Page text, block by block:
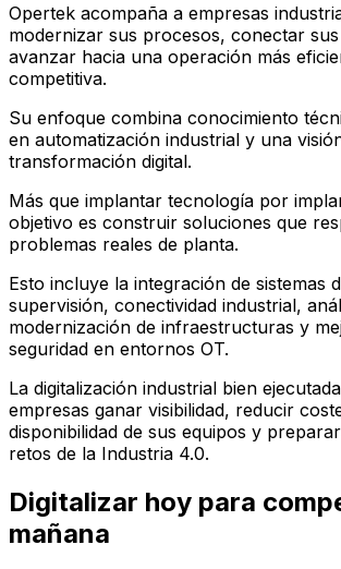
Opertek acompaña a empresas
modernizar sus procesos, conectar
avanzar hacia una operación más
competitiva.
Su enfoque combina conocimiento
en automatización industrial y una
transformación digital.
Más que implantar tecnología por
objetivo es construir soluciones que
problemas reales de planta.
Esto incluye la integración de sistemas
supervisión, conectividad industrial,
modernización de infraestructuras y
seguridad en entornos OT.
La digitalización industrial bien
empresas ganar visibilidad, reducir
disponibilidad de sus equipos y
retos de la Industria 4.0.
Digitalizar hoy para
mañana